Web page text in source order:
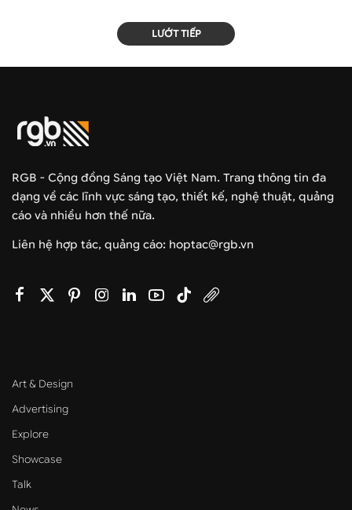
LƯỚT TIẾP
RGB - Cộng đồng Sáng tạo Việt Nam. Trang thông tin đa
dạng về các lĩnh vực sáng tạo, thiết kế, nghệ thuật, quảng
cáo và nhiều hơn thế nữa.
Liên hệ hợp tác, quảng cáo: hoptac@rgb.vn
Art & Design
Advertising
Explore
Showcase
Talk